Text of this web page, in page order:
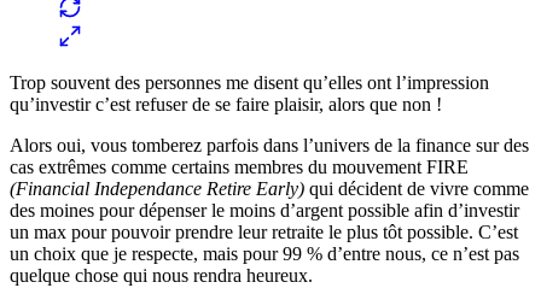
Trop souvent des personnes me disent qu’elles ont l’impression
qu’investir c’est refuser de se faire plaisir, alors que non !
Alors oui, vous tomberez parfois dans l’univers de la finance sur des
cas extrêmes comme certains membres du mouvement FIRE
(Financial Independance Retire Early) qui décident de vivre comme
des moines pour dépenser le moins d’argent possible afin d’investir
un max pour pouvoir prendre leur retraite le plus tôt possible. C’est
un choix que je respecte, mais pour 99 % d’entre nous, ce n’est pas
quelque chose qui nous rendra heureux.